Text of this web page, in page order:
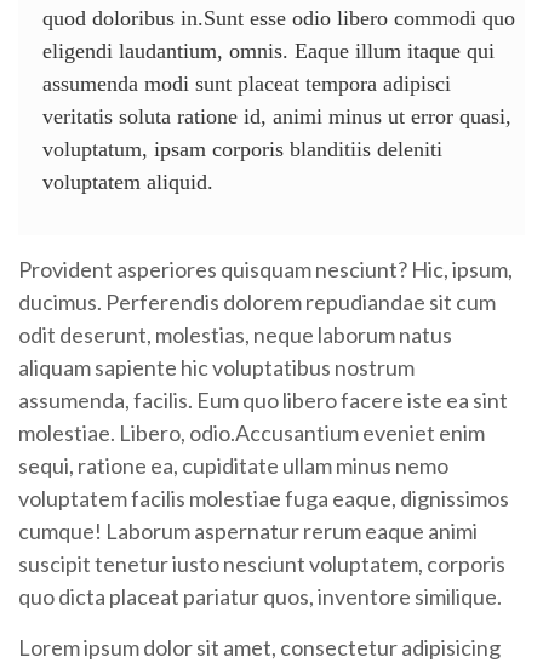
quod doloribus in.Sunt esse odio libero commodi quo
eligendi laudantium, omnis. Eaque illum itaque qui
assumenda modi sunt placeat tempora adipisci
veritatis soluta ratione id, animi minus ut error quasi,
voluptatum, ipsam corporis blanditiis deleniti
voluptatem aliquid.
Provident asperiores quisquam nesciunt? Hic, ipsum,
ducimus. Perferendis dolorem repudiandae sit cum
odit deserunt, molestias, neque laborum natus
aliquam sapiente hic voluptatibus nostrum
assumenda, facilis. Eum quo libero facere iste ea sint
molestiae. Libero, odio.Accusantium eveniet enim
sequi, ratione ea, cupiditate ullam minus nemo
voluptatem facilis molestiae fuga eaque, dignissimos
cumque! Laborum aspernatur rerum eaque animi
suscipit tenetur iusto nesciunt voluptatem, corporis
quo dicta placeat pariatur quos, inventore similique.
Lorem ipsum dolor sit amet, consectetur adipisicing